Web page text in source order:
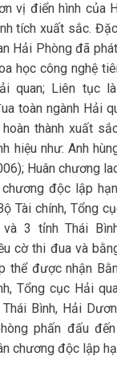
vị điển hình của
tích xuất sắc.
Hải Phòng đã
học công nghệ
quan; Liên tục
toàn ngành Hải
thành xuất
hiệu như: Anh
Huân chương
chương độc lập
Tài chính, Tổng
3 tỉnh Thái
cờ thi đua và
thể được nhận
Tổng cục Hải
Bình, Hải
phấn đấu
chương độc lập